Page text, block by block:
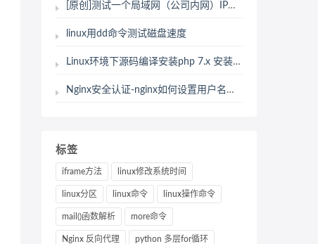
[原创]测试一个局域网（公司内网）IP段的IP通或者不通shell脚本
linux用dd命令测试磁盘速度
Linux环境下源码编译安装php 7.x 安装笔记
Nginx安全认证-nginx如何设置用户名和密码认证进行web访问
标签
iframe方法 linux修改系统时间
linux分区 linux命令 linux操作命令
mail()函数解析 more命令
Nginx 反向代理 python 多层for循环